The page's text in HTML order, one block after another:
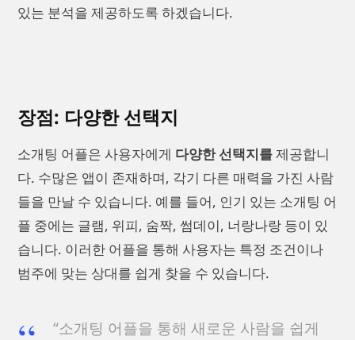
있는 분석을 제공하도록 하겠습니다.
장점: 다양한 선택지
소개팅 어플은 사용자에게 다양한 선택지를제공합니
다. 수많은 앱이 존재하며, 각기 다른 매력을 가진 사람
들을 만날 수 있습니다. 예를 들어, 인기 있는 소개팅 어
플 중에는 글램, 위피, 숨짝, 썸데이, 너랑나랑 등이 있
습니다. 이러한 어플을 통해 사용자는 특정 조건이나
범주에 맞는 상대를 쉽게 찾을 수 있습니다.
“소개팅 어플을 통해 새로운 사람을 쉽게